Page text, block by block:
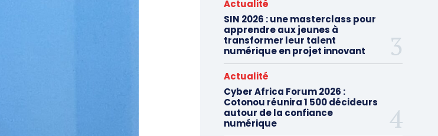
Actualité
SIN 2026 : une masterclass pour
apprendre aux jeunes à
transformer leur talent
numérique en projet innovant
Actualité
Cyber Africa Forum 2026 :
Cotonou réunira 1 500 décideurs
autour de la confiance
numérique